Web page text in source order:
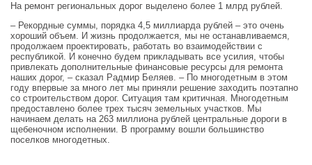
На ремонт региональных дорог выделено более 1 млрд рублей.
– Рекордные суммы, порядка 4,5 миллиарда рублей – это очень
хороший объем. И жизнь продолжается, мы не останавливаемся,
продолжаем проектировать, работать во взаимодействии с
республикой. И конечно будем прикладывать все усилия, чтобы
привлекать дополнительные финансовые ресурсы для ремонта
наших дорог, – сказал Радмир Беляев. – По многодетным в этом
году впервые за много лет мы приняли решение заходить поэтапно
со строительством дорог. Ситуация там критичная. Многодетным
предоставлено более трех тысяч земельных участков. Мы
начинаем делать на 263 миллиона рублей центральные дороги в
щебеночном исполнении. В программу вошли большинство
поселков многодетных.